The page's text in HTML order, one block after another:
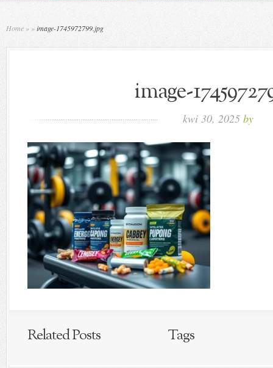
Home » »image-1745972799.jpg
image-
kwi 30, 2025 by
Related Posts Tags